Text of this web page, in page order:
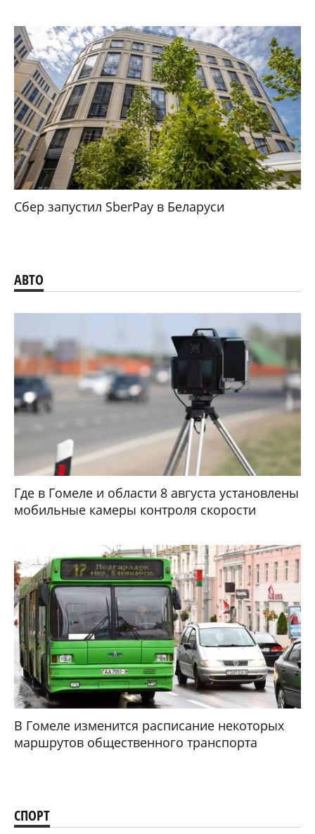
Сбер запустил SberPay в Беларуси
АВТО
Где в Гомеле и области 8 августа установлены
мобильные камеры контроля скорости
В Гомеле изменится расписание некоторых
маршрутов общественного транспорта
СПОРТ